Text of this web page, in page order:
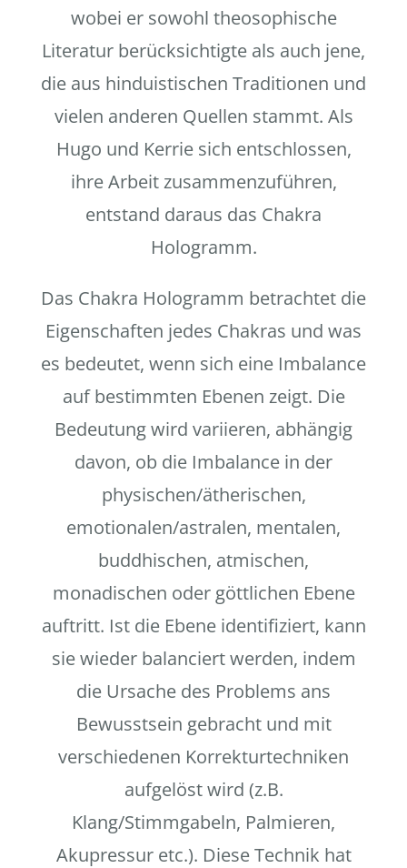
wobei er sowohl theosophische
Literatur berücksichtigte als auch jene,
die aus hinduistischen Traditionen und
vielen anderen Quellen stammt. Als
Hugo und Kerrie sich entschlossen,
ihre Arbeit zusammenzuführen,
entstand daraus das Chakra
Hologramm.
Das Chakra Hologramm betrachtet die
Eigenschaften jedes Chakras und was
es bedeutet, wenn sich eine Imbalance
auf bestimmten Ebenen zeigt. Die
Bedeutung wird variieren, abhängig
davon, ob die Imbalance in der
physischen/ätherischen,
emotionalen/astralen, mentalen,
buddhischen, atmischen,
monadischen oder göttlichen Ebene
auftritt. Ist die Ebene identifiziert, kann
sie wieder balanciert werden, indem
die Ursache des Problems ans
Bewusstsein gebracht und mit
verschiedenen Korrekturtechniken
aufgelöst wird (z.B.
Klang/Stimmgabeln, Palmieren,
Akupressur etc.). Diese Technik hat